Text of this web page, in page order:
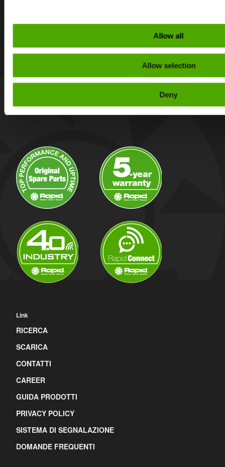
Allow all
Allow selection
Deny
and news about
Link
RICERCA
SCARICA
CONTATTI
CAREER
GUIDA PRODOTTI
PRIVACY POLICY
SISTEMA DI SEGNALAZIONE
DOMANDE FREQUENTI